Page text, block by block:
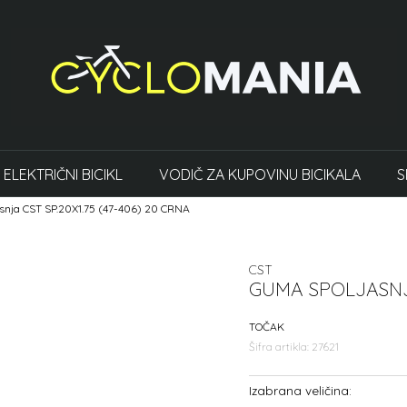
ELEKTRIČNI BICIKL VODIČ ZA KUPOVINU BICIKALA
CST SP.20X1.75 (47-406) 20 CRNA
CST
GUMA
TOČAK
Šifra artikla: 27621
Izabrana veličina: